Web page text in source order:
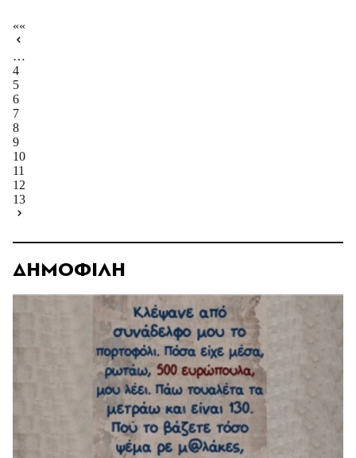
««
…
4
5
6
7
8
9
10
11
12
13
ΔΗΜΟΦΙΛΗ